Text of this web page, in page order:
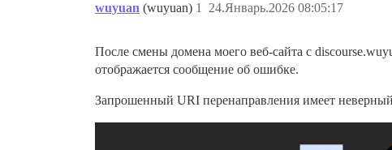
wuyuan (wuyuan) 24.Январь.2026 08:05:17
1
После смены домена моего веб-сайта с
отображается сообщение об ошибке.
Запрошенный URI перенаправления имеет